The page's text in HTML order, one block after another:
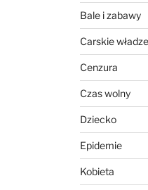
Bale i zabawy
Carskie władze
Cenzura
Czas wolny
Dziecko
Epidemie
Kobieta